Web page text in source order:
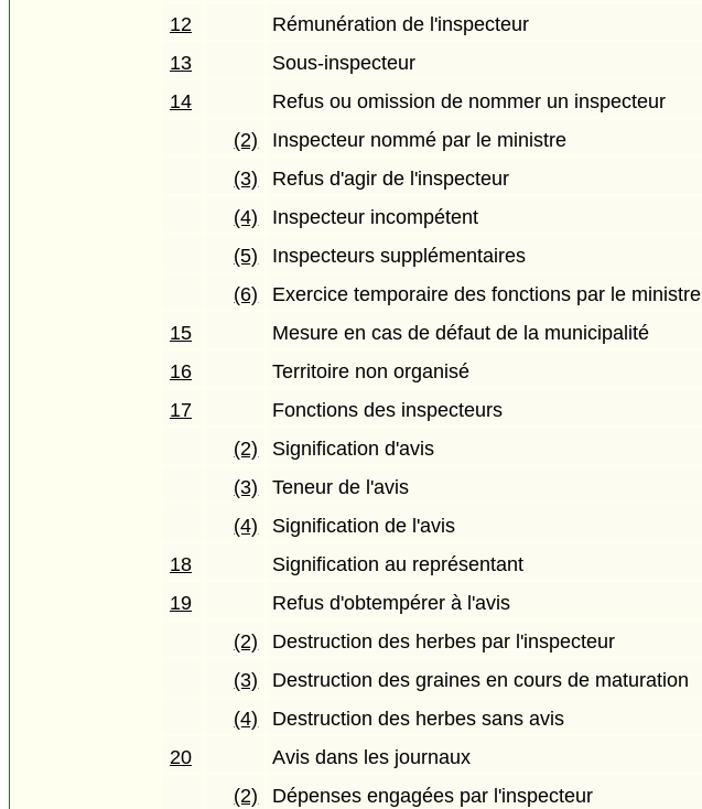
12
Rémunération de l'inspecteur
13
Sous-inspecteur
14
Refus ou omission de nommer un inspecteur
(2)
Inspecteur nommé par le ministre
(3)
Refus d'agir de l'inspecteur
(4)
Inspecteur incompétent
(5)
Inspecteurs supplémentaires
(6)
Exercice temporaire des fonctions par le ministre
15
Mesure en cas de défaut de la municipalité
16
Territoire non organisé
17
Fonctions des inspecteurs
(2)
Signification d'avis
(3)
Teneur de l'avis
(4)
Signification de l'avis
18
Signification au représentant
19
Refus d'obtempérer à l'avis
(2)
Destruction des herbes par l'inspecteur
(3)
Destruction des graines en cours de maturation
(4)
Destruction des herbes sans avis
20
Avis dans les journaux
(2)
Dépenses engagées par l'inspecteur